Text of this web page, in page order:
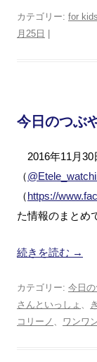
カテゴリー: for kids
月25日
今日のつぶ
2016年11月30
（
（https://
た情報のまとめ
続きを読む →
カテゴリー: 今日の
さんといっしょ 、
コリーノ 、 ワンワ